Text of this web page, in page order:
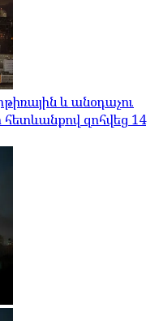
և անօդաչու
հետևանքով զոհվեց 14